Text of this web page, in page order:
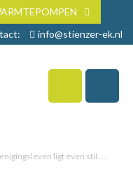
info@stienzer-ek.nl
ligt even stil…..